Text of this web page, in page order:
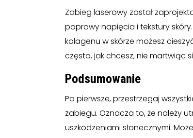
Zabieg laserowy został
poprawy napięcia i tekstury
kolagenu w skórze możesz
często, jak chcesz, nie martwiąc
Podsumowanie
Po pierwsze, przestrzegaj
zabiegu. Oznacza to, że należy
uszkodzeniami słonecznymi.